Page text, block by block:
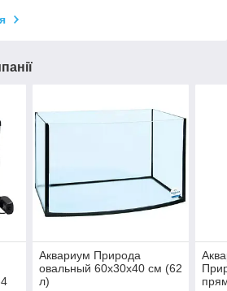
Аквариум Природа
овальный 60x30x40 см (62
л)